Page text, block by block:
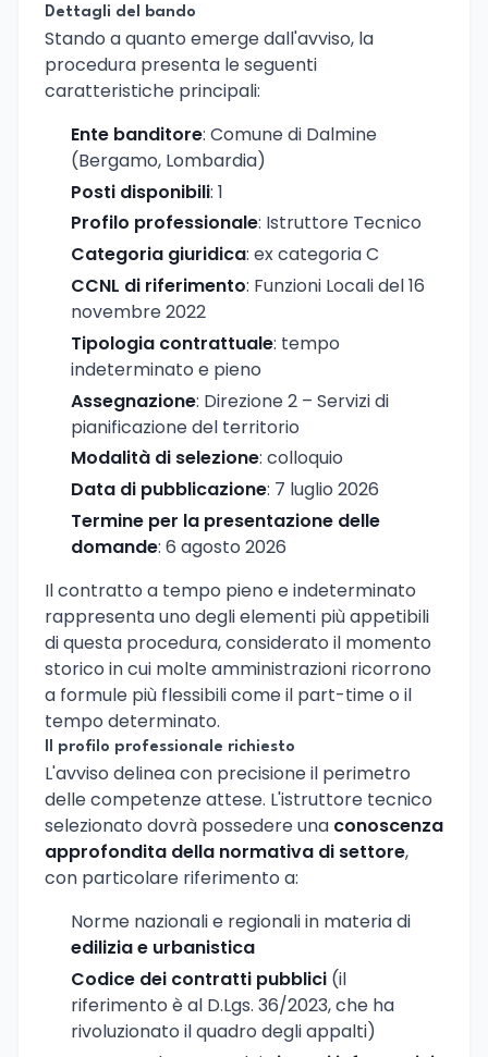
Dettagli del bando
Stando a quanto emerge dall'avviso, la
procedura presenta le seguenti
caratteristiche principali:
Ente banditore: Comune di Dalmine
(Bergamo, Lombardia)
Posti disponibili: 1
Profilo professionale: Istruttore Tecnico
Categoria giuridica: ex categoria C
CCNL di riferimento: Funzioni Locali del 16
novembre 2022
Tipologia contrattuale: tempo
indeterminato e pieno
Assegnazione: Direzione 2 – Servizi di
pianificazione del territorio
Modalità di selezione: colloquio
Data di pubblicazione: 7 luglio 2026
Termine per la presentazione delle
domande: 6 agosto 2026
Il contratto a tempo pieno e indeterminato
rappresenta uno degli elementi più appetibili
di questa procedura, considerato il momento
storico in cui molte amministrazioni ricorrono
a formule più flessibili come il part-time o il
tempo determinato.
Il profilo professionale richiesto
L'avviso delinea con precisione il perimetro
delle competenze attese. L'istruttore tecnico
selezionato dovrà possedere una conoscenza
approfondita della normativa di settore,
con particolare riferimento a:
Norme nazionali e regionali in materia di
edilizia e urbanistica
Codice dei contratti pubblici (il
riferimento è al D.Lgs. 36/2023, che ha
rivoluzionato il quadro degli appalti)